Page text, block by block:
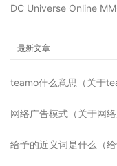
DC Universe Online
最新文章
teamo什么意思（关于
网络广告模式（关于网络
给予的近义词是什么（给